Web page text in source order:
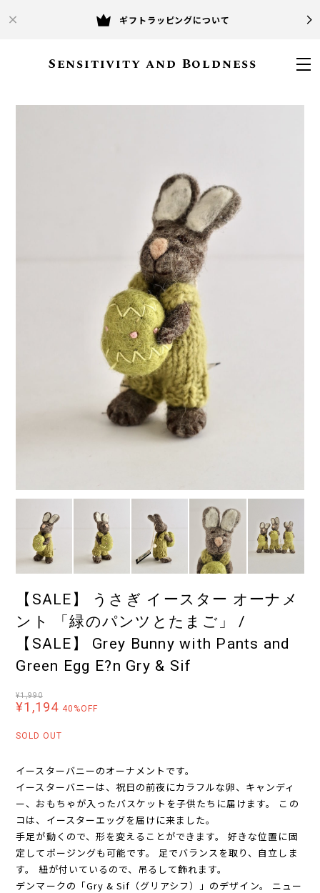
ギフトラッピングについて
Sensitivity and Boldness
【SALE】 うさぎ イースター オーナメ
ント 「緑のパンツとたまご」 /
【SALE】 Grey Bunny with Pants and
Green Egg E?n Gry & Sif
¥1,990
¥1,194 40%OFF
SOLD OUT
イースターバニーのオーナメントです。
イースターバニーは、祝日の前夜にカラフルな卵、キャンディ
ー、おもちゃが入ったバスケットを子供たちに届けます。 この
コは、イースターエッグを届けに来ました。
手足が動くので、形を変えることができます。 好きな位置に固
定してポージングも可能です。 足でバランスを取り、自立しま
す。 紐が付いているので、吊るして飾れます。
デンマークの「Gry & Sif（グリアシフ）」のデザイン。 ニュー